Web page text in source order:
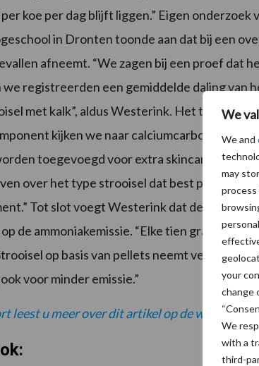
We
We and
may
process
your
change
We
with a
third-
koe per dag blijft liggen.” Eigen onderzoek
in Dronten toonde aan dat bij een
afneemt. “We zagen bij een proef dat
we registreerden een gemiddelde daling van
met kalk”, aldus Westerink. Het type kalk
kijken we naar calciumcarbonaat. Dat
toegevoegd voor extra skincare. “We
over het type strooisel dat best past. Een
Tot slot voegt Westerink dat de
de ammoniakemissie. “Elke tien graden
op basis van pellets neemt veel meer
voor minder emissie.”
leest u meer over dit artikel op de website